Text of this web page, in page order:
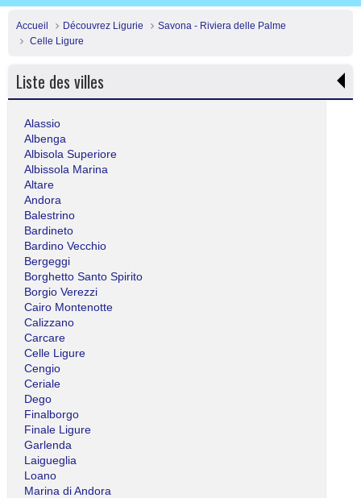
Accueil Découvrez Ligurie
Savona - Riviera delle Palme
Celle Ligure
Liste des villes
Alassio
Albenga
Albisola Superiore
Albissola Marina
Altare
Andora
Balestrino
Bardineto
Bardino Vecchio
Bergeggi
Borghetto Santo Spirito
Borgio Verezzi
Cairo Montenotte
Calizzano
Carcare
Celle Ligure
Cengio
Ceriale
Dego
Finalborgo
Finale Ligure
Garlenda
Laigueglia
Loano
Marina di Andora